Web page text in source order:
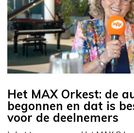
Het MAX Orkest: de
begonnen en dat is
voor de deelnemers